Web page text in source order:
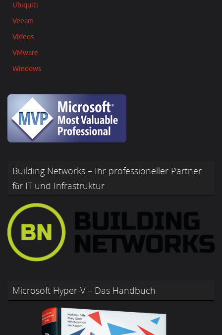
Ubiquiti
Veeam
Videos
VMware
Windows
Building Networks – Ihr professioneller Partner
für IT und Infrastruktur
Microsoft Hyper-V – Das Handbuch